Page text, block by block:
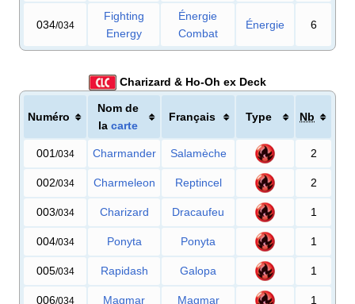
034/034
Fighting
Energy
Énergie
Combat
Énergie 6
Charizard & Ho-Oh ex Deck
Numéro
Nom de
la carte
Français Type Nb
001 /034 Charmander Salamèche 2
002/034 Charmeleon Reptincel 2
003/034 Charizard Dracaufeu 1
004/034 Ponyta Ponyta 1
005/034 Rapidash Galopa 1
006/034 Magmar Magmar 1